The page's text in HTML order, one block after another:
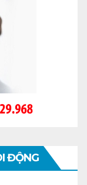
ĐỘNG